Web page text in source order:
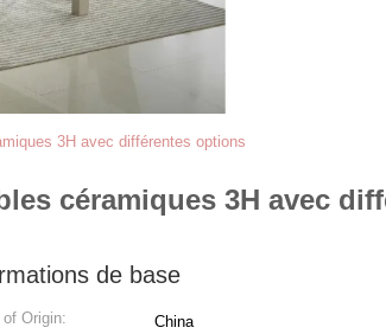
3H avec différentes options
céramiques 3H avec
de base
of Origin: China